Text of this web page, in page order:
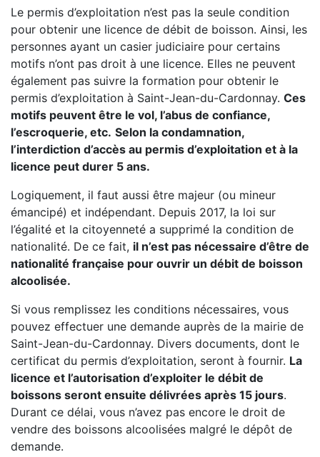
Le permis d’exploitation n’est pas la seule condition
pour obtenir une licence de débit de boisson. Ainsi, les
personnes ayant un casier judiciaire pour certains
motifs n’ont pas droit à une licence. Elles ne peuvent
également pas suivre la formation pour obtenir le
permis d’exploitation à Saint-Jean-du-Cardonnay. Ces
motifs peuvent être le vol, l’abus de confiance,
l’escroquerie, etc. Selon la condamnation,
l’interdiction d’accès au permis d’exploitation et à la
licence peut durer 5 ans.
Logiquement, il faut aussi être majeur (ou mineur
émancipé) et indépendant. Depuis 2017, la loi sur
l’égalité et la citoyenneté a supprimé la condition de
nationalité. De ce fait, il n’est pas nécessaire d’être de
nationalité française pour ouvrir un débit de boisson
alcoolisée.
Si vous remplissez les conditions nécessaires, vous
pouvez effectuer une demande auprès de la mairie de
Saint-Jean-du-Cardonnay. Divers documents, dont le
certificat du permis d’exploitation, seront à fournir. La
licence et l’autorisation d’exploiter le débit de
boissons seront ensuite délivrées après 15 jours.
Durant ce délai, vous n’avez pas encore le droit de
vendre des boissons alcoolisées malgré le dépôt de
demande.